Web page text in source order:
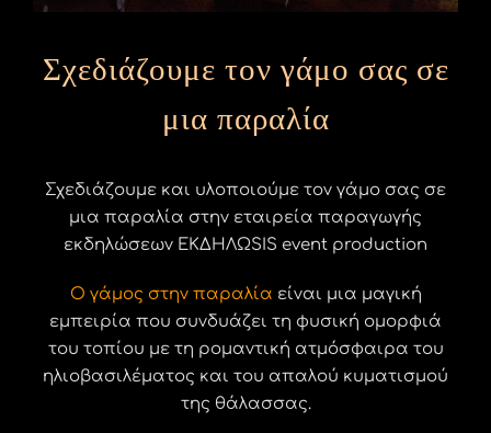
Σχεδιάζουμε τον γάμο σας σε
μια παραλία
Σχεδιάζουμε και υλοποιούμε τον γάμο σας σε
μια παραλία στην εταιρεία παραγωγής
εκδηλώσεων ΕΚΔΗΛΩSIS event production
Ο γάμος στην παραλία είναι μια μαγική
εμπειρία που συνδυάζει τη φυσική ομορφιά
του τοπίου με τη ρομαντική ατμόσφαιρα του
ηλιοβασιλέματος και του απαλού κυματισμού
της θάλασσας.